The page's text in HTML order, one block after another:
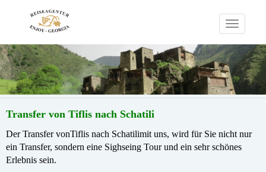
Toggle
navigation
Transfer von Tiflis nach Schatili
Der Transfer vonTiflis nach Schatilimit uns, wird für Sie nicht nur
ein Transfer, sondern eine Sighseing Tour und ein sehr schönes
Erlebnis sein.